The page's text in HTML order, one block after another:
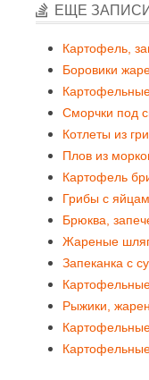
ЕЩЕ
Картофель,
Боровики
Сморчки под
Котлеты из
Плов из
Картофель
Грибы с
Брюква,
Жареные
Запеканка с
Рыжики,